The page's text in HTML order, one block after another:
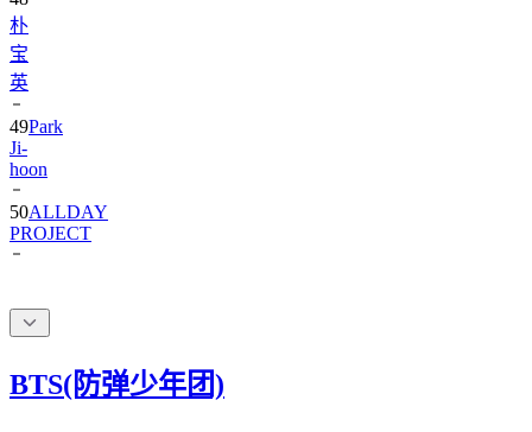
宝
英
49
Ji-
hoon
50ALLDAY
PROJECT
BTS(防弹少年团)